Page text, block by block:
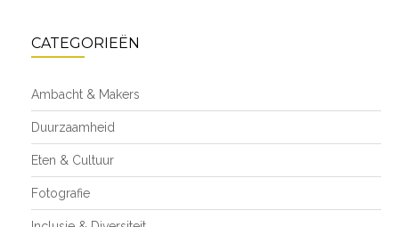
CATEGORIEËN
Ambacht & Makers
Duurzaamheid
Eten & Cultuur
Fotografie